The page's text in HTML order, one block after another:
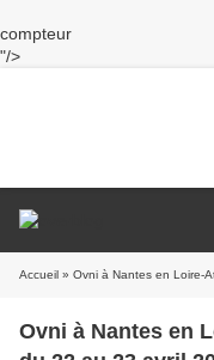
compteur
"/>
Accueil » Ovni à Nantes en Loire-
Ovni à Nantes en